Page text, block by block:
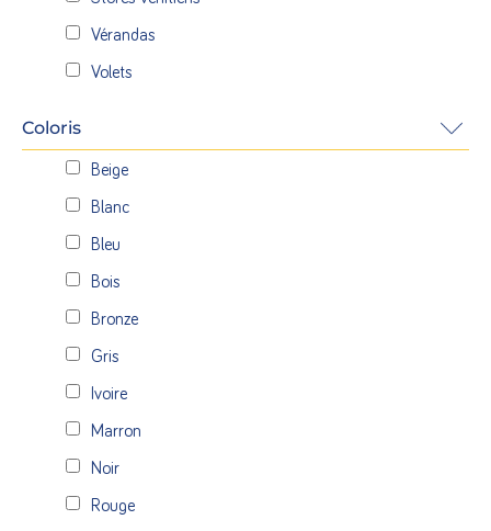
Vérandas
Volets
Coloris
Beige
Blanc
Bleu
Bois
Bronze
Gris
Ivoire
Marron
Noir
Rouge